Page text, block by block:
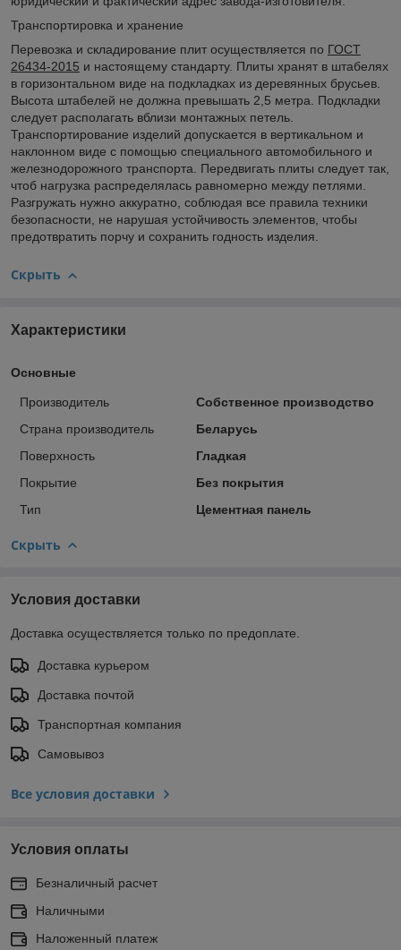
Транспортировка и хранение
Перевозка и складирование плит осуществляется по ГОСТ
26434-2015 и настоящему стандарту. Плиты хранят в штабелях
в горизонтальном виде на подкладках из деревянных брусьев.
Высота штабелей не должна превышать 2,5 метра. Подкладки
следует располагать вблизи монтажных петель.
Транспортирование изделий допускается в вертикальном и
наклонном виде с помощью специального автомобильного и
железнодорожного транспорта. Передвигать плиты следует так,
чтоб нагрузка распределялась равномерно между петлями.
Разгружать нужно аккуратно, соблюдая все правила техники
безопасности, не нарушая устойчивость элементов, чтобы
предотвратить порчу и сохранить годность изделия.
Скрыть
Характеристики
Основные
Производитель
Собственное производство
Страна производитель
Беларусь
Поверхность
Гладкая
Покрытие
Без покрытия
Тип
Цементная панель
Скрыть
Условия доставки
Доставка осуществляется только по предоплате.
Доставка курьером
Доставка почтой
Транспортная компания
Самовывоз
Все условия доставки
Условия оплаты
Безналичный расчет
Наличными
Наложенный платеж